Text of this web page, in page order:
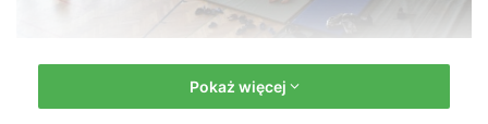
W turnieju udział wzięło blisko 100 zawodników z Polski i
Pokaż więcej